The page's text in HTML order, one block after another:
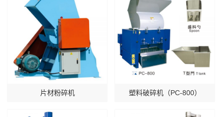
片材粉碎机 塑料破碎机（PC-800）